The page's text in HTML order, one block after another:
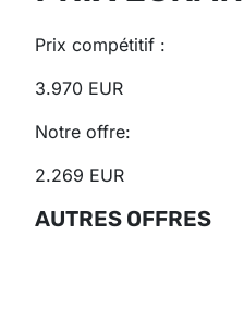
Prix ​​compétitif :
3.970 EUR
Notre offre:
2.269 EUR
AUTRES OFFRES